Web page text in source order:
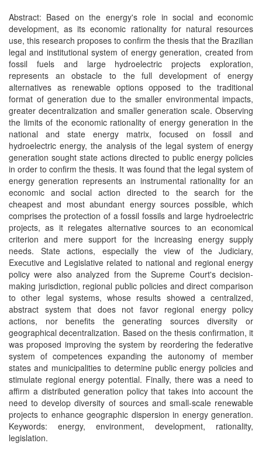
Abstract: Based on the energy's role in social and economic
development, as its economic rationality for natural resources
use, this research proposes to confirm the thesis that the Brazilian
legal and institutional system of energy generation, created from
fossil fuels and large hydroelectric projects exploration,
represents an obstacle to the full development of energy
alternatives as renewable options opposed to the traditional
format of generation due to the smaller environmental impacts,
greater decentralization and smaller generation scale. Observing
the limits of the economic rationality of energy generation in the
national and state energy matrix, focused on fossil and
hydroelectric energy, the analysis of the legal system of energy
generation sought state actions directed to public energy policies
in order to confirm the thesis. It was found that the legal system of
energy generation represents an instrumental rationality for an
economic and social action directed to the search for the
cheapest and most abundant energy sources possible, which
comprises the protection of a fossil fossils and large hydroelectric
projects, as it relegates alternative sources to an economical
criterion and mere support for the increasing energy supply
needs. State actions, especially the view of the Judiciary,
Executive and Legislative related to national and regional energy
policy were also analyzed from the Supreme Court's decision-
making jurisdiction, regional public policies and direct comparison
to other legal systems, whose results showed a centralized,
abstract system that does not favor regional energy policy
actions, nor benefits the generating sources diversity or
geographical decentralization. Based on the thesis confirmation, it
was proposed improving the system by reordering the federative
system of competences expanding the autonomy of member
states and municipalities to determine public energy policies and
stimulate regional energy potential. Finally, there was a need to
affirm a distributed generation policy that takes into account the
need to develop diversity of sources and small-scale renewable
projects to enhance geographic dispersion in energy generation.
Keywords: energy, environment, development, rationality,
legislation.